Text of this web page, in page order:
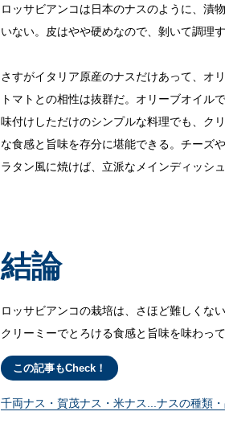
ロッサビアンコは日本のナスのように、漬
いない。皮はやや硬めなので、剝いて調理
さすがイタリア原産のナスだけあって、オ
トマトとの相性は抜群だ。オリーブオイル
味付けしただけのシンプルな料理でも、ク
な食感と旨味を存分に堪能できる。チーズ
ラタン風に焼けば、立派なメインディッシュ
結論
ロッサビアンコの栽培は、さほど難しくな
クリーミーでとろける食感と旨味を味わって
この記事もCheck！
千両ナス・賀茂ナス・米ナス...ナスの種類